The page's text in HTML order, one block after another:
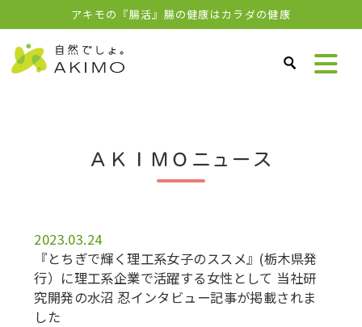
アキモの『腸活』腸の健康はカラダの健康
ＡＫＩＭＯニュース
2023.03.24
『とちぎで輝く理工系女子のススメ』(栃木県発
行）に理工系企業で活躍する女性として 当社研
究開発の水沼 忍インタビュー記事が掲載されま
した